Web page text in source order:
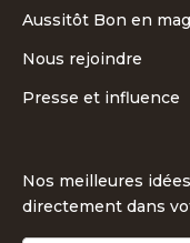
Aussitôt Bon en
Nous rejoindre
Presse et influence
Nos meilleures
directement dans